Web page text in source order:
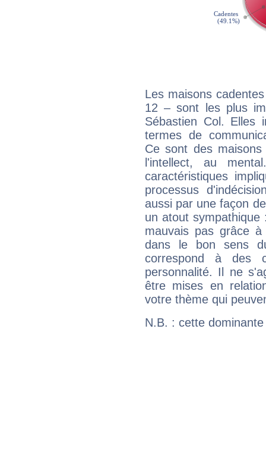
Les maisons
12 – sont les plus
Sébastien Col. Elles
termes de
Ce sont des
l'intellect, au
caractéristiques
processus
aussi par une façon
un atout
mauvais pas grâce
dans le bon sens
correspond à des
personnalité. Il ne
être mises en
votre thème qui
N.B. : cette